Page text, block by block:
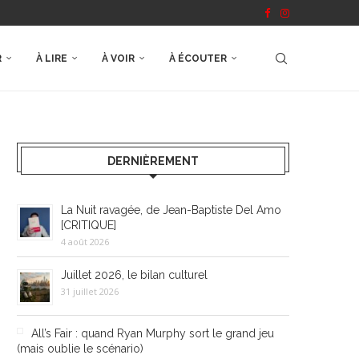
À LIRE À VOIR À ÉCOUTER
DERNIÈREMENT
La Nuit ravagée, de Jean-Baptiste Del Amo
[CRITIQUE]
4 août 2026
Juillet 2026, le bilan culturel
31 juillet 2026
All’s Fair : quand Ryan Murphy sort le grand jeu
(mais oublie le scénario)